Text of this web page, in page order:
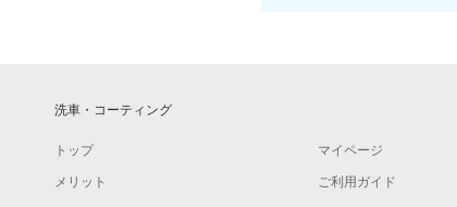
洗車・コーティング
トップ マイページ
メリット ご利用ガイド